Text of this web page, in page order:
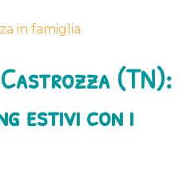
(TN):
estivi con i